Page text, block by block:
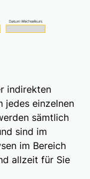
indirekten
jedes einzelnen
sämtlich
sind im
im Bereich
allzeit für Sie